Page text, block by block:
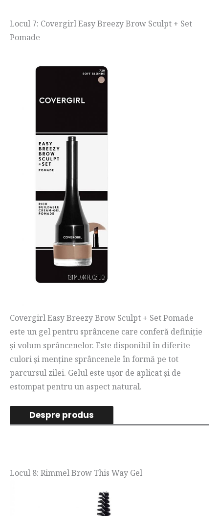
Locul 7: Covergirl Easy Breezy Brow Sculpt + Set
Pomade
Covergirl Easy Breezy Brow Sculpt + Set Pomade
este un gel pentru sprâncene care conferă definiție
și volum sprâncenelor. Este disponibil în diferite
culori și menține sprâncenele în formă pe tot
parcursul zilei. Gelul este ușor de aplicat și de
estompat pentru un aspect natural.
Despre produs
Locul 8: Rimmel Brow This Way Gel